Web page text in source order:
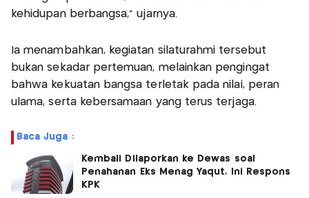
kehidupan berbangsa," ujarnya.
Ia menambahkan, kegiatan silaturahmi tersebut
bukan sekadar pertemuan, melainkan pengingat
bahwa kekuatan bangsa terletak pada nilai, peran
ulama, serta kebersamaan yang terus terjaga.
Baca Juga :
Kembali Dilaporkan ke Dewas soal
Penahanan Eks Menag Yaqut, Ini Respons
KPK